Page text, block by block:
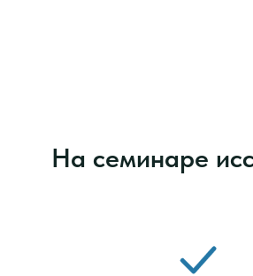
На семинаре